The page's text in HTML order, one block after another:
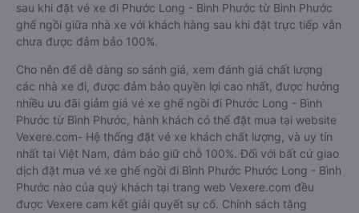
sau khi đặt vé xe đi Phước Long - Bình Phước từ Bình Phước
ghế ngồi giữa nhà xe với khách hàng sau khi đặt trực tiếp vẫn
chưa được đảm bảo 100%.
Cho nên để dễ dàng so sánh giá, xem đánh giá chất lượng
các nhà xe đi, được đảm bảo quyền lợi cao nhất, được hưởng
nhiều ưu đãi giảm giá vé xe ghế ngồi đi Phước Long - Bình
Phước từ Bình Phước, hành khách có thể đặt mua tại website
Vexere.com- Hệ thống đặt vé xe khách chất lượng, và uy tín
nhất tại Việt Nam, đảm bảo giữ chỗ 100%. Đối với bất cứ giao
dịch đặt mua vé xe ghế ngồi đi Bình Phước Phước Long - Bình
Phước nào của quý khách tại trang web Vexere.com đều
được Vexere cam kết giải quyết sự cố. Chính sách tặng